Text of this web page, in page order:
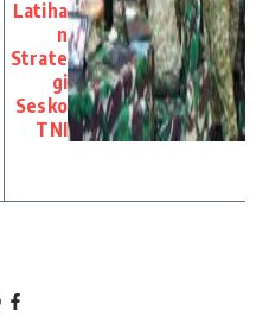
Latiha
n
Strate
gi
Sesko
TNI